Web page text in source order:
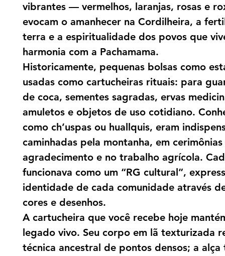
vibrantes — vermelhos, laranjas, rosas e
evocam o amanhecer na Cordilheira, a
terra e a espiritualidade dos povos que
harmonia com a Pachamama.
Historicamente, pequenas bolsas como
usadas como cartucheiras rituais: para
de coca, sementes sagradas, ervas
amuletos e objetos de uso cotidiano.
como ch’uspas ou huallquis, eram
caminhadas pela montanha, em
agradecimento e no trabalho agrícola.
funcionava como um “RG cultural”,
identidade de cada comunidade através
cores e desenhos.
A cartucheira que você recebe hoje
legado vivo. Seu corpo em lã texturizada
técnica ancestral de pontos densos; a alça